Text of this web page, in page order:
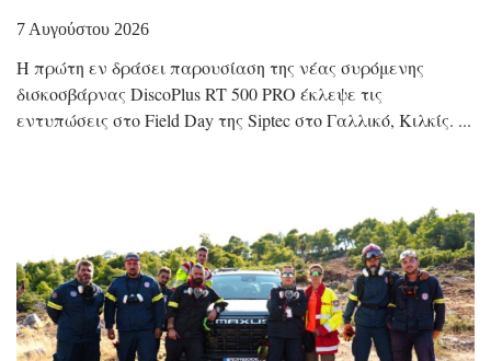
7 Αυγούστου 2026
Η πρώτη εν δράσει παρουσίαση της νέας συρόμενης
δισκοσβάρνας DiscoPlus RT 500 PRO έκλεψε τις
εντυπώσεις στο Field Day της Siptec στο Γαλλικό, Κιλκίς.